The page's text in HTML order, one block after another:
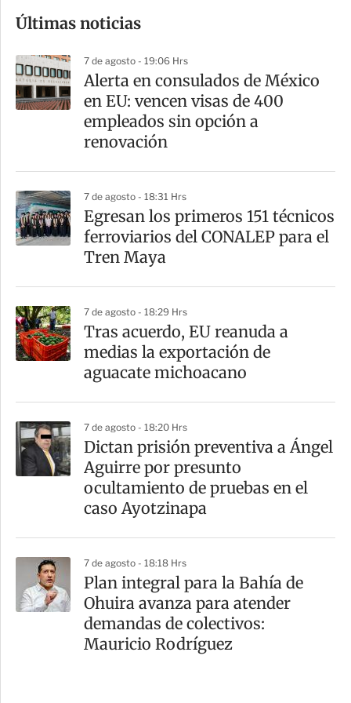
m
a
r
t
Últimas noticias
7 de agosto - 19:06 Hrs
Alerta en consulados de México
en EU: vencen visas de 400
empleados sin opción a
renovación
7 de agosto - 18:31 Hrs
Egresan los primeros 151 técnicos
ferroviarios del CONALEP para el
Tren Maya
7 de agosto - 18:29 Hrs
Tras acuerdo, EU reanuda a
medias la exportación de
aguacate michoacano
7 de agosto - 18:20 Hrs
Dictan prisión preventiva a Ángel
Aguirre por presunto
ocultamiento de pruebas en el
caso Ayotzinapa
7 de agosto - 18:18 Hrs
Plan integral para la Bahía de
Ohuira avanza para atender
demandas de colectivos:
Mauricio Rodríguez